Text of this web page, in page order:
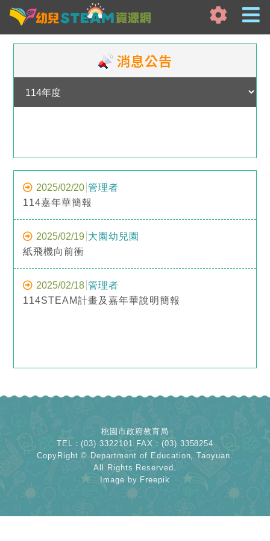
消息公告
2025/02/20 管理者
114嘉年華簡報
2025/02/19 大園幼兒園
紙飛機向前衝
2025/02/18 管理者
114STEAM計畫及嘉年華說明簡報
桃園市政府教育局
TEL：(03) 3322101 FAX：(03) 3358254
CopyRight © Department of Education, Taoyuan.
All Rights Reserved.
Image by Freepik